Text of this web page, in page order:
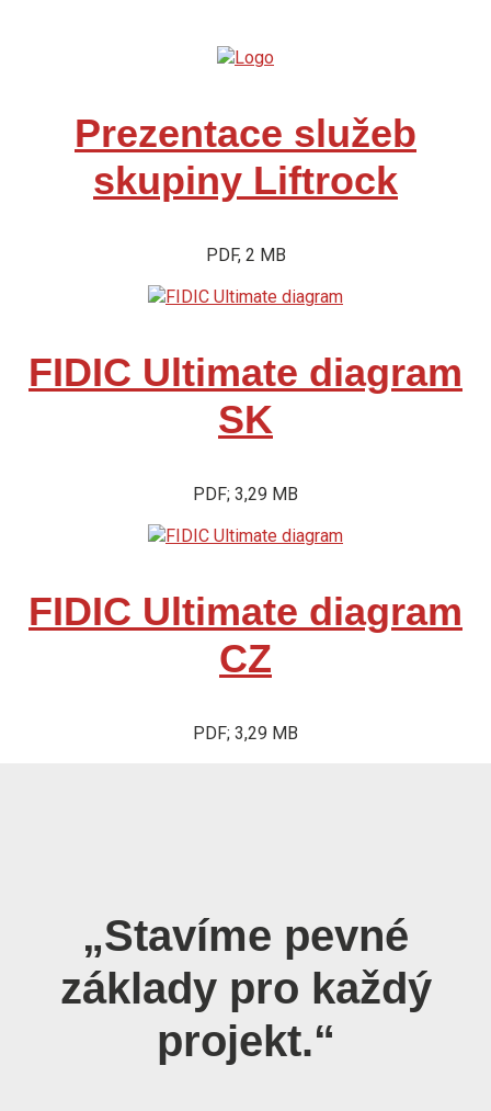
Prezentace služeb
skupiny Liftrock
PDF, 2 MB
FIDIC Ultimate diagram
SK
PDF; 3,29 MB
FIDIC Ultimate diagram
CZ
PDF; 3,29 MB
„Stavíme pevné
základy pro každý
projekt.“